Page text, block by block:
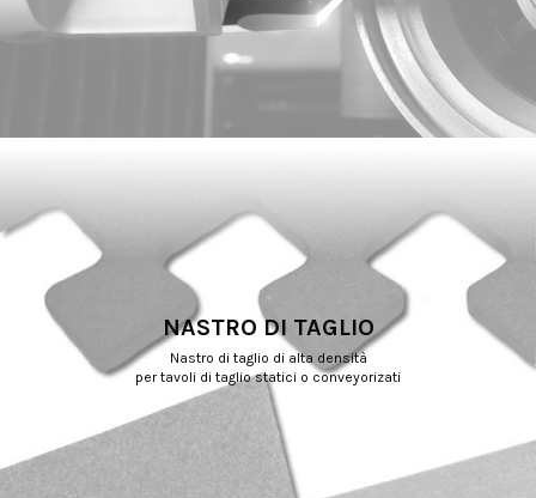
NASTRO DI TAGLIO
Nastro di taglio di alta densità
per tavoli di taglio statici o conveyorizati